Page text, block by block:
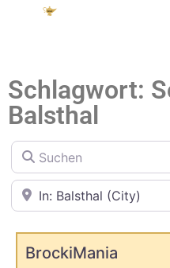
Schlagwort:
Balsthal
Suchen
in der Nähe
BrockiMania